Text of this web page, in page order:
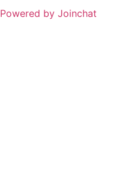
Powered by Joinchat